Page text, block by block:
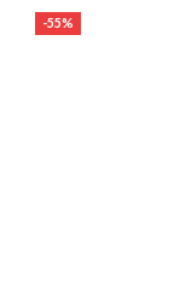
-55%